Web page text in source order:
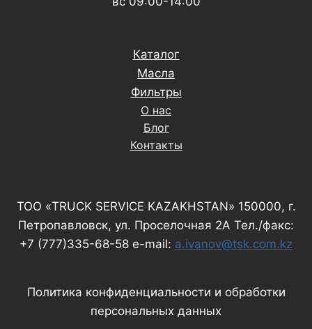
Каталог
Масла
Фильтры
О нас
Блог
Контакты
ТОО «TRUCK SERVICE KAZAKHSTAN» 150000, г.
Петропавловск, ул. Проселочная 2А Тел./факс:
+7 (777)335-68-58 e-mail: a.ivanov@tsk.com.kz
Политика конфиденциальности и обработки
персональных данных